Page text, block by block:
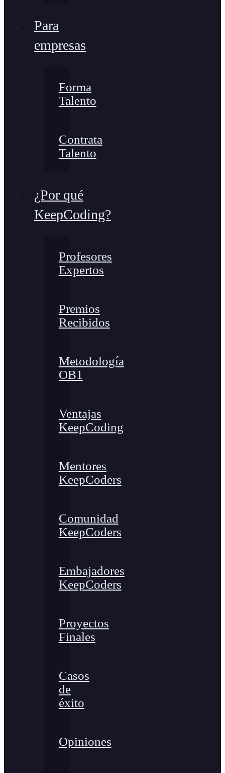
Para
empresas
Forma
Talento
Contrata
Talento
¿Por qué
KeepCoding?
Profesores
Expertos
Premios
Recibidos
Metodología
OB1
Ventajas
KeepCoding
Mentores
KeepCoders
Comunidad
KeepCoders
Embajadores
KeepCoders
Proyectos
Finales
Casos
de
éxito
Opiniones